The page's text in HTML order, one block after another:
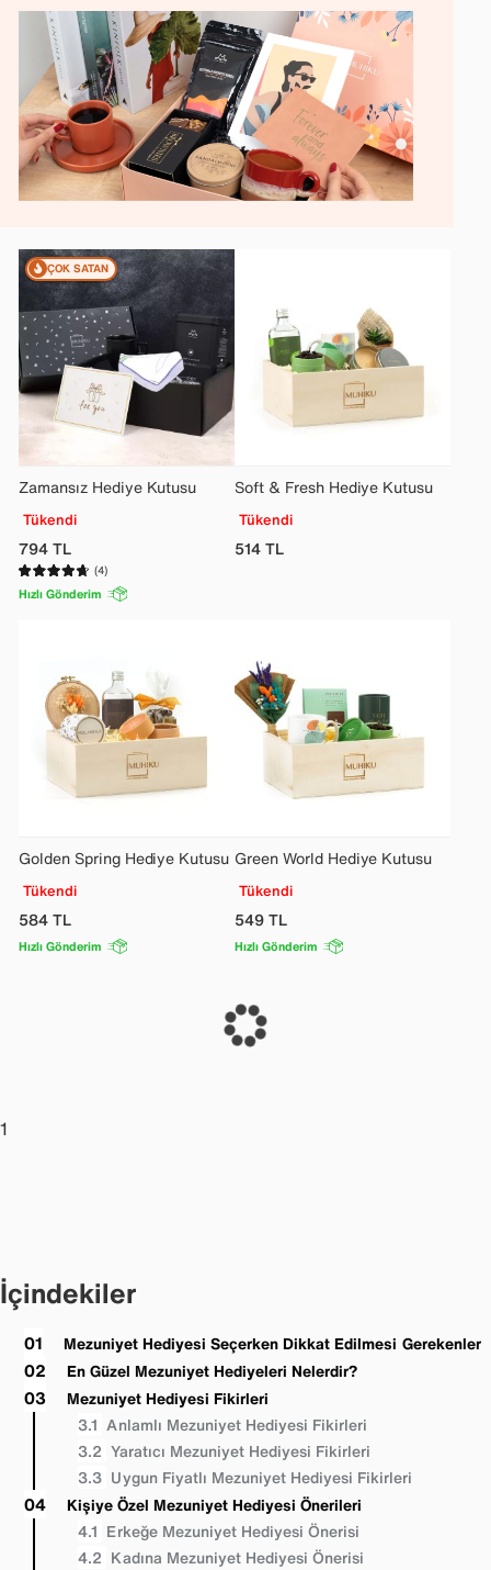
Zamansız Hediye Kutusu
Tükendi
794TL
(4)
ÇOK SATAN
Hızlı Gönderim
Soft & Fresh Hediye Kutusu
Tükendi
514TL
Golden Spring Hediye Kutusu
Tükendi
584TL
Hızlı Gönderim
Green World Hediye Kutusu
Tükendi
549TL
Hızlı Gönderim
1
İçindekiler
Mezuniyet Hediyesi Seçerken Dikkat Edilmesi Gerekenler
En Güzel Mezuniyet Hediyeleri Nelerdir?
Mezuniyet Hediyesi Fikirleri
Anlamlı Mezuniyet Hediyesi Fikirleri
Yaratıcı Mezuniyet Hediyesi Fikirleri
Uygun Fiyatlı Mezuniyet Hediyesi Fikirleri
Kişiye Özel Mezuniyet Hediyesi Önerileri
Erkeğe Mezuniyet Hediyesi Önerisi
Kadına Mezuniyet Hediyesi Önerisi